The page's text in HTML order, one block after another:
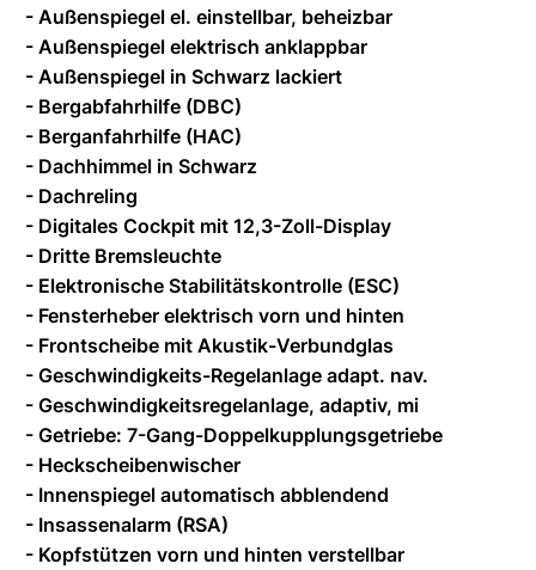
- Außenspiegel el. einstellbar, beheizbar
- Außenspiegel elektrisch anklappbar
- Außenspiegel in Schwarz lackiert
- Bergabfahrhilfe (DBC)
- Berganfahrhilfe (HAC)
- Dachhimmel in Schwarz
- Dachreling
- Digitales Cockpit mit 12,3-Zoll-Display
- Dritte Bremsleuchte
- Elektronische Stabilitätskontrolle (ESC)
- Fensterheber elektrisch vorn und hinten
- Frontscheibe mit Akustik-Verbundglas
- Geschwindigkeits-Regelanlage adapt. nav.
- Geschwindigkeitsregelanlage, adaptiv, mi
- Getriebe: 7-Gang-Doppelkupplungsgetriebe
- Heckscheibenwischer
- Innenspiegel automatisch abblendend
- Insassenalarm (RSA)
- Kopfstützen vorn und hinten verstellbar